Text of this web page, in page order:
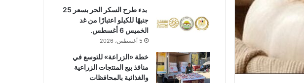
بدء طرح السكر الحر بسعر 25
جنيهًا للكيلو اعتبارًا من غد
الخميس 6 أغسطس.
5 أغسطس، 2026
خطة «الزراعة» للتوسع في
منافذ بيع المنتجات الزراعية
والغذائية بالمحافظات